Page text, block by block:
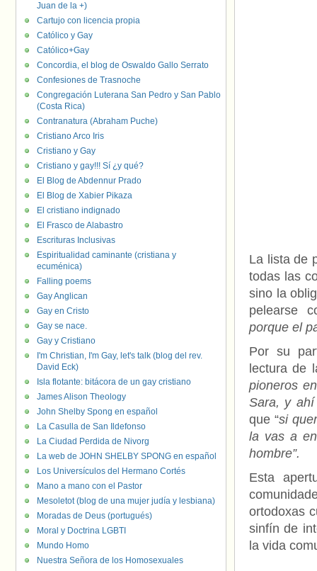
La lista de
todas las
sino la
pelearse
porque el
Por su
lectura de
pioneros
Sara, y ahí
que “si
la vas a
hombre”.
Esta
ortodoxas
sinfín de
la vida
Juan de la +)
Cartujo con licencia propia
Católico y Gay
Católico+Gay
Concordia, el blog de Oswaldo Gallo Serrato
Confesiones de Trasnoche
Congregación Luterana San Pedro y San Pablo
(Costa Rica)
Contranatura (Abraham Puche)
Cristiano Arco Iris
Cristiano y Gay
Cristiano y gay!!! Sí ¿y qué?
El Blog de Abdennur Prado
El Blog de Xabier Pikaza
El cristiano indignado
El Frasco de Alabastro
Escrituras Inclusivas
Espiritualidad caminante (cristiana y
ecuménica)
Falling poems
Gay Anglican
Gay en Cristo
Gay se nace.
Gay y Cristiano
I'm Christian, I'm Gay, let's talk (blog del rev.
David Eck)
Isla flotante: bitácora de un gay cristiano
James Alison Theology
John Shelby Spong en español
La Casulla de San Ildefonso
La Ciudad Perdida de Nivorg
La web de JOHN SHELBY SPONG en español
Los Universículos del Hermano Cortés
Mano a mano con el Pastor
Mesoletot (blog de una mujer judía y lesbiana)
Moradas de Deus (portugués)
Moral y Doctrina LGBTI
Mundo Homo
Nuestra Señora de los Homosexuales